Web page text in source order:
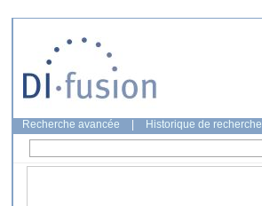
Recherche avancée Historique de recherche